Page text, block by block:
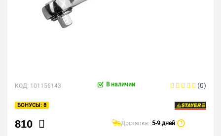
КОД: 101156143 В наличии (0)
8
810 Доставка: 5-9 дней ?